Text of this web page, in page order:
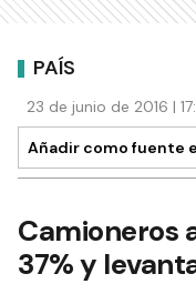
PAÍS
23 de junio de 2016 |
Añadir como fuente
Camioneros
37% y